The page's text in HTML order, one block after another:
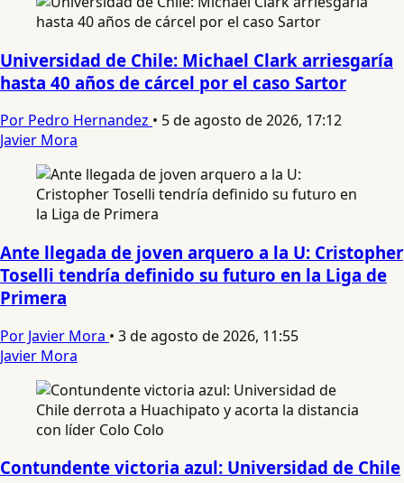
Universidad de Chile: Michael Clark arriesgaría
hasta 40 años de cárcel por el caso Sartor
Por Pedro Hernandez • 5 de agosto de 2026, 17:12
Javier Mora
Ante llegada de joven arquero a la U: Cristopher
Toselli tendría definido su futuro en la Liga de
Primera
Por Javier Mora • 3 de agosto de 2026, 11:55
Javier Mora
Contundente victoria azul: Universidad de Chile